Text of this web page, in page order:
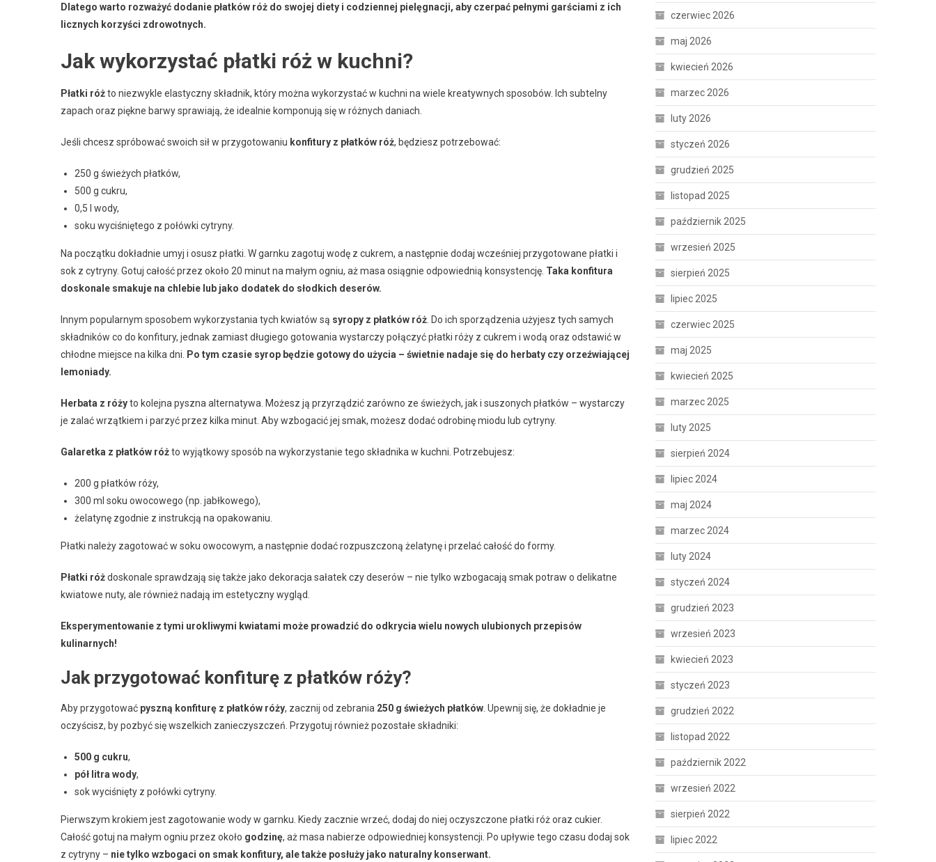
Dlatego warto rozważyć dodanie płatków róż do swojej diety i codziennej pielęgnacji, aby czerpać pełnymi garściami z ich
licznych korzyści zdrowotnych.
Jak wykorzystać płatki róż w kuchni?
Płatki różto niezwykle elastyczny składnik, który można wykorzystać w kuchni na wiele kreatywnych sposobów. Ich subtelny
zapach oraz piękne barwy sprawiają, że idealnie komponują się w różnych daniach.
Jeśli chcesz spróbować swoich sił w przygotowaniu konfitury z płatków róż, będziesz potrzebować:
250 g świeżych płatków,
500 g cukru,
0,5 l wody,
soku wyciśniętego z połówki cytryny.
Na początku dokładnie umyj i osusz płatki. W garnku zagotuj wodę z cukrem, a następnie dodaj wcześniej przygotowane płatki i
sok z cytryny. Gotuj całość przez około 20 minut na małym ogniu, aż masa osiągnie odpowiednią konsystencję. Taka konfitura
doskonale smakuje na chlebie lub jako dodatek do słodkich deserów.
Innym popularnym sposobem wykorzystania tych kwiatów są syropy z płatków róż . Do ich sporządzenia użyjesz tych samych
składników co do konfitury, jednak zamiast długiego gotowania wystarczy połączyć płatki róży z cukrem i wodą oraz odstawić w
chłodne miejsce na kilka dni.
Po tym czasie syrop będzie gotowy do użycia – świetnie nadaje się do herbaty czy orzeźwiającej
lemoniady.
Herbata z różyto kolejna pyszna alternatywa. Możesz ją przyrządzić zarówno ze świeżych, jak i suszonych płatków – wystarczy
je zalać wrzątkiem i parzyć przez kilka minut. Aby wzbogacić jej smak, możesz dodać odrobinę miodu lub cytryny.
Galaretka z płatków różto wyjątkowy sposób na wykorzystanie tego składnika w kuchni. Potrzebujesz:
200 g płatków róży,
300 ml soku owocowego (np. jabłkowego),
żelatynę zgodnie z instrukcją na opakowaniu.
Płatki należy zagotować w soku owocowym, a następnie dodać rozpuszczoną żelatynę i przelać całość do formy.
Płatki różdoskonale sprawdzają się także jako dekoracja sałatek czy deserów – nie tylko wzbogacają smak potraw o delikatne
kwiatowe nuty, ale również nadają im estetyczny wygląd.
Eksperymentowanie z tymi urokliwymi kwiatami może prowadzić do odkrycia wielu nowych ulubionych przepisów
kulinarnych!
Jak przygotować konfiturę z płatków róży?
Aby przygotować pyszną konfiturę z płatków róży, zacznij od zebrania 250 g świeżych płatków . Upewnij się, że dokładnie je
oczyścisz, by pozbyć się wszelkich zanieczyszczeń. Przygotuj również pozostałe składniki:
500 g cukru,
pół litra wody,
sok wyciśnięty z połówki cytryny.
Pierwszym krokiem jest zagotowanie wody w garnku. Kiedy zacznie wrzeć, dodaj do niej oczyszczone płatki róż oraz cukier.
Całość gotuj na małym ogniu przez około godzinę, aż masa nabierze odpowiedniej konsystencji. Po upływie tego czasu dodaj sok
z cytryny – nie tylko wzbogaci on smak konfitury, ale także posłuży jako naturalny konserwant.
czerwiec 2026
maj 2026
kwiecień 2026
marzec 2026
luty 2026
styczeń 2026
grudzień 2025
listopad 2025
październik 2025
wrzesień 2025
sierpień 2025
lipiec 2025
czerwiec 2025
maj 2025
kwiecień 2025
marzec 2025
luty 2025
sierpień 2024
lipiec 2024
maj 2024
marzec 2024
luty 2024
styczeń 2024
grudzień 2023
wrzesień 2023
kwiecień 2023
styczeń 2023
grudzień 2022
listopad 2022
październik 2022
wrzesień 2022
sierpień 2022
lipiec 2022